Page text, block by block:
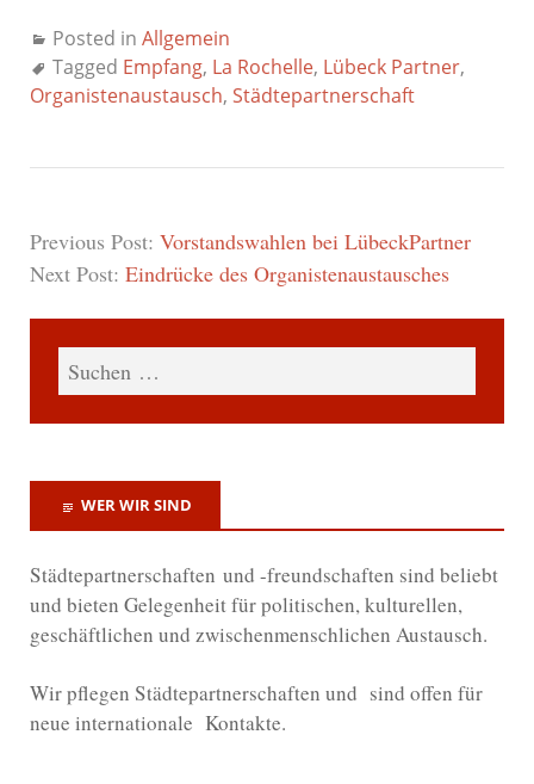
Posted in Allgemein
Tagged Empfang, La Rochelle, Lübeck Partner,
Organistenaustausch, Städtepartnerschaft
Previous Post: Vorstandswahlen bei LübeckPartner
Next Post: Eindrücke des Organistenaustausches
WER WIR SIND
Städtepartnerschaften und -freundschaften sind beliebt
und bieten Gelegenheit für politischen, kulturellen,
geschäftlichen und zwischenmenschlichen Austausch.
Wirpflegen Städtepartnerschaften und sind offen für
neue internationale Kontakte.